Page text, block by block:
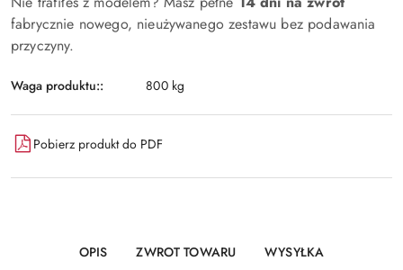
fabrycznie nowego, nieużywanego zestawu bez podawania
przyczyny.
Waga produktu:: 800 kg
Pobierz produkt do PDF
OPIS ZWROT TOWARU WYSYŁKA